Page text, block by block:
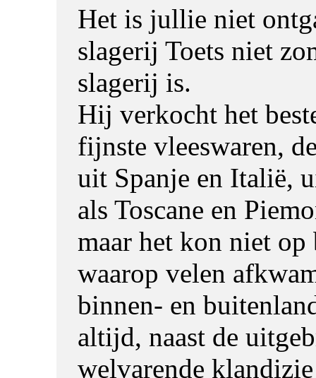
Het is jullie niet
slagerij Toets niet
slagerij is.
Hij verkocht het
fijnste vleeswaren,
uit Spanje en Italië,
als Toscane en
maar het kon niet op
waarop velen
binnen- en
altijd, naast de
welvarende